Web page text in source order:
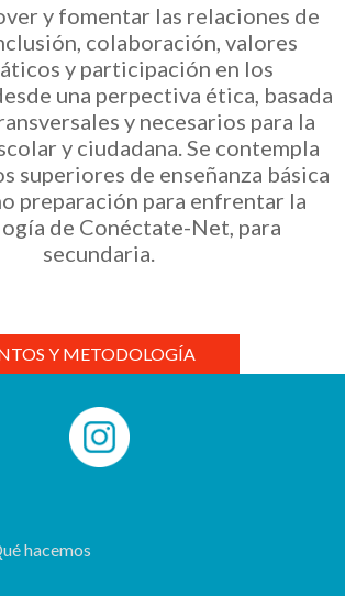
y fomentar las relaciones de
colaboración, valores
y participación en los
una perpectiva ética, basada
y necesarios para la
y ciudadana. Se contempla
superiores de enseñanza básica
preparación para enfrentar la
de Conéctate-Net, para
secundaria.
Y METODOLOGÍA
hacemos